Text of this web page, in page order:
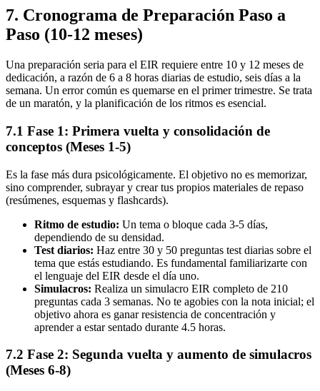
7. Cronograma de Preparación Paso a
Paso (10-12 meses)
Una preparación seria para el EIR requiere entre 10 y 12 meses de
dedicación, a razón de 6 a 8 horas diarias de estudio, seis días a la
semana. Un error común es quemarse en el primer trimestre. Se trata
de un maratón, y la planificación de los ritmos es esencial.
7.1 Fase 1: Primera vuelta y consolidación de
conceptos (Meses 1-5)
Es la fase más dura psicológicamente. El objetivo no es memorizar,
sino comprender, subrayar y crear tus propios materiales de repaso
(resúmenes, esquemas y flashcards).
Ritmo de estudio: Un tema o bloque cada 3-5 días,
dependiendo de su densidad.
Test diarios: Haz entre 30 y 50 preguntas test diarias sobre el
tema que estás estudiando. Es fundamental familiarizarte con
el lenguaje del EIR desde el día uno.
Simulacros: Realiza un simulacro EIR completo de 210
preguntas cada 3 semanas. No te agobies con la nota inicial; el
objetivo ahora es ganar resistencia de concentración y
aprender a estar sentado durante 4.5 horas.
7.2 Fase 2: Segunda vuelta y aumento de simulacros
(Meses 6-8)